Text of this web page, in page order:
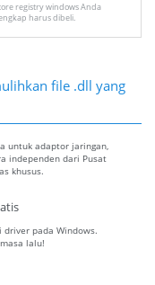
registry windows Anda
harus dibeli.
file .dll yang
untuk adaptor jaringan,
independen dari Pusat
khusus.
pada Windows.
lalu!